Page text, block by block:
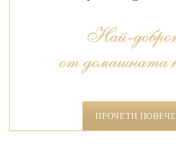
ПРОЧЕТИ ПОВЕЧЕ